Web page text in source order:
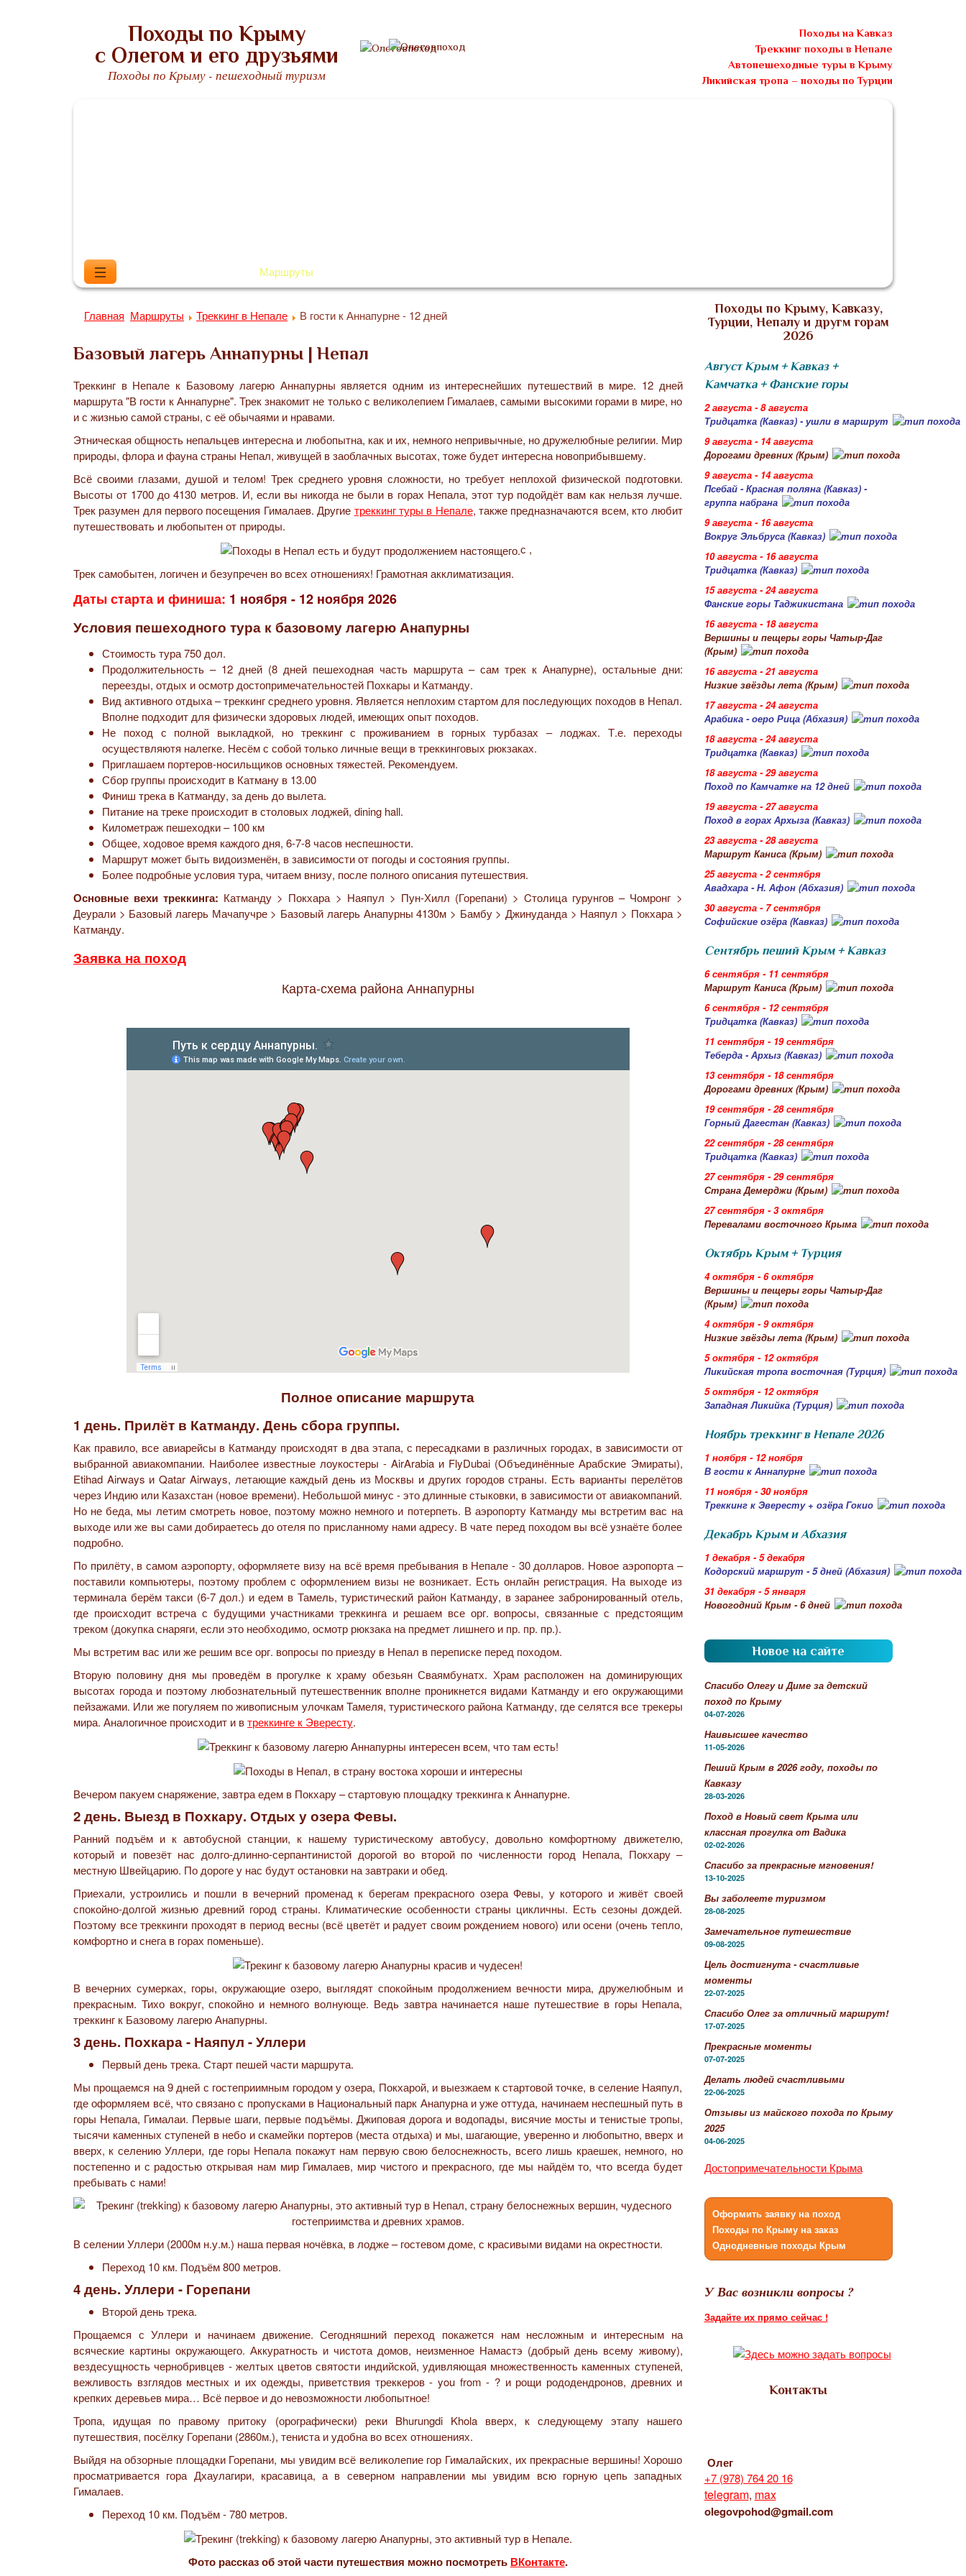
Походы по Крыму
с Олегом и его друзьями
Походы по Крыму - пешеходный туризм
Походы на Кавказ
Треккинг походы в Непале
Автопешеходные туры в Крыму
Ликийская тропа – походы по Турции
Маршруты
Главная Маршруты Треккинг в Непале В гости к Аннапурне - 12 дней
Базовый лагерь Аннапурны | Непал
Треккинг в Непале к Базовому лагерю Аннапурны является одним из интереснейших путешествий в мире. 12 дней
маршрута "В гости к Аннапурне". Трек знакомит не только с великолепием Гималаев, самыми высокими горами в мире, но
и с жизнью самой страны, с её обычаями и нравами.
Этническая общность непальцев интересна и любопытна, как и их, немного непривычные, но дружелюбные религии. Мир
природы, флора и фауна страны Непал, живущей в заоблачных высотах, тоже будет интересна новоприбывшему.
Всё своими глазами, душой и телом! Трек среднего уровня сложности, но требует неплохой физической подготовки.
Высоты от 1700 до 4130 метров. И, если вы никогда не были в горах Непала, этот тур подойдёт вам как нельзя лучше.
Трек разумен для первого посещения Гималаев. Другие треккинг туры в Непале, также предназначаются всем, кто любит
путешествовать и любопытен от природы.
с ,
Трек самобытен, логичен и безупречен во всех отношениях! Грамотная акклиматизация.
Даты старта и финиша: 1 ноября - 12 ноября 2026
Условия пешеходного тура к базовому лагерю Анапурны
Стоимость тура 750 дол.
Продолжительность – 12 дней (8 дней пешеходная часть маршрута – сам трек к Анапурне), остальные дни:
переезды, отдых и осмотр достопримечательностей Похкары и Катманду.
Вид активного отдыха – треккинг среднего уровня. Является неплохим стартом для последующих походов в Непал.
Вполне подходит для физически здоровых людей, имеющих опыт походов.
Не поход с полной выкладкой, но треккинг с проживанием в горных турбазах – лоджах. Т.е. переходы
осуществляютя налегке. Несём с собой только личные вещи в треккинговых рюкзаках.
Приглашаем портеров-носильщиков основных тяжестей. Рекомендуем.
Сбор группы происходит в Катману в 13.00
Финиш трека в Катманду, за день до вылета.
Питание на треке происходит в столовых лоджей, dining hall.
Километраж пешеходки – 100 км
Общее, ходовое время каждого дня, 6-7-8 часов неспешности.
Маршрут может быть видоизменён, в зависимости от погоды и состояния группы.
Более подробные условия тура, читаем внизу, после полного описания путешествия.
Основные вехи треккинга: Катманду > Покхара > Наяпул > Пун-Хилл (Горепани) > Cтолица гурунгов – Чомронг >
Деурали > Базовый лагерь Мачапучре > Базовый лагерь Анапурны 4130м > Бамбу > Джинуданда > Наяпул > Покхара >
Катманду.
Заявка на поход
Карта-схема района Аннапурны
Полное описание маршрута
1 день. Прилёт в Катманду. День сбора группы.
Как правило, все авиарейсы в Катманду происходят в два этапа, с пересадками в различных городах, в зависимости от
выбранной авиакомпании. Наиболее известные лоукостеры - AirArabia и FlyDubai (Объединённые Арабские Эмираты),
Etihad Airways и Qatar Airways, летающие каждый день из Москвы и других городов страны. Есть варианты перелётов
через Индию или Казахстан (новое времени). Небольшой минус - это длинные стыковки, в зависимости от авиакомпаний.
Но не беда, мы летим смотреть новое, поэтому можно немного и потерпеть. В аэропорту Катманду мы встретим вас на
выходе или же вы сами добираетесь до отеля по присланному нами адресу. В чате перед походом вы всё узнаёте более
подробно.
По прилёту, в самом аэропорту, оформляете визу на всё время пребывания в Непале - 30 долларов. Новое аэропорта –
поставили компьютеры, поэтому проблем с оформлением визы не возникает. Есть онлайн регистрация. На выходе из
терминала берём такси (6-7 дол.) и едем в Тамель, туристический район Катманду, в заранее забронированный отель,
где происходит встреча с будущими участниками треккинга и решаем все орг. вопросы, связанные с предстоящим
треком (докупка снаряги, если это необходимо, осмотр рюкзака на предмет лишнего и пр. пр. пр.).
Мы встретим вас или же решим все орг. вопросы по приезду в Непал в переписке перед походом.
Вторую половину дня мы проведём в прогулке к храму обезьян Сваямбунатх. Храм расположен на доминирующих
высотах города и поэтому любознательный путешественник вполне проникнется видами Катманду и его окружающими
пейзажами. Или же погуляем по живописным улочкам Тамеля, туристического района Катманду, где селятся все трекеры
мира. Аналогичное происходит и втреккинге к Эвересту.
Вечером пакуем снаряжение, завтра едем в Покхару – стартовую площадку треккинга к Аннапурне.
2 день. Выезд в Похкару. Отдых у озера Февы.
Ранний подъём и к автобусной станции, к нашему туристическому автобусу, довольно комфортному движетелю,
который и повезёт нас долго-длинно-серпантинистой дорогой во второй по численности город Непала, Покхару –
местную Швейцарию. По дороге у нас будут остановки на завтраки и обед.
Приехали, устроились и пошли в вечерний променад к берегам прекрасного озера Февы, у которого и живёт своей
спокойно-долгой жизнью древний город страны. Климатические особенности страны цикличны. Есть сезоны дождей.
Поэтому все треккинги проходят в период весны (всё цветёт и радует своим рождением нового) или осени (очень тепло,
комфортно и снега в горах поменьше).
В вечерних сумерках, горы, окружающие озеро, выглядят спокойным продолжением вечности мира, дружелюбным и
прекрасным. Тихо вокруг, спокойно и немного волнующе. Ведь завтра начинается наше путешествие в горы Непала,
треккинг к Базовому лагерю Анапурны.
3 день. Похкара - Наяпул - Уллери
Первый день трека. Старт пешей части маршрута.
Мы прощаемся на 9 дней с гостеприимным городом у озера, Покхарой, и выезжаем к стартовой точке, в селение Наяпул,
где оформляем всё, что связано с пропусками в Национальный парк Анапурна и уже оттуда, начинаем неспешный путь в
горы Непала, Гималаи. Первые шаги, первые подъёмы. Джиповая дорога и водопады, висячие мосты и тенистые тропы,
тысячи каменных ступеней в небо и скамейки портеров (места отдыха) и мы, шагающие, уверенно и любопытно, вверх и
вверх, к селению Уллери, где горы Непала покажут нам первую свою белоснежность, всего лишь краешек, немного, но
постепенно и с радостью открывая нам мир Гималаев, мир чистого и прекрасного, где мы найдём то, что всегда будет
пребывать с нами!
В селении Уллери (2000м н.у.м.) наша первая ночёвка, в лодже – гостевом доме, с красивыми видами на окрестности.
Переход 10 км. Подъём 800 метров.
4 день. Уллери - Горепани
Второй день трека.
Прощаемся с Уллери и начинаем движение. Сегодняшний переход покажется нам несложным и интересным на
всяческие картины окружающего. Аккуратность и чистота домов, неизменное Намастэ (добрый день всему живому),
вездесущность чернобривцев - желтых цветов святости индийской, удивляющая множественность каменных ступеней,
вежливость взглядов местных и их одежды, приветствия треккеров - you from - ? и рощи рододендронов, древних и
крепких деревьев мира… Всё первое и до невозможности любопытное!
Тропа, идущая по правому притоку (орографически) реки Bhurungdi Khola вверх, к следующему этапу нашего
путешествия, посёлку Горепани (2860м.), тениста и удобна во всех отношениях.
Выйдя на обзорные площадки Горепани, мы увидим всё великолепие гор Гималайских, их прекрасные вершины! Хорошо
просматривается гора Дхаулагири, красавица, а в северном направлении мы увидим всю горную цепь западных
Гималаев.
Переход 10 км. Подъём - 780 метров.
Фото рассказ об этой части путешествия можно посмотреть ВКонтакте.
Походы по Крыму, Кавказу,
Турции, Непалу и другм горам
2026
Август Крым + Кавказ +
Камчатка + Фанские горы
2 августа - 8 августа
Тридцатка (Кавказ) - ушли в маршрут
9 августа - 14 августа
Дорогами древних (Крым)
9 августа - 14 августа
Псебай - Красная поляна (Кавказ) -
группа набрана
9 августа - 16 августа
Вокруг Эльбруса (Кавказ)
10 августа - 16 августа
Тридцатка (Кавказ)
15 августа - 24 августа
Фанские горы Таджикистана
16 августа - 18 августа
Вершины и пещеры горы Чатыр-Даг
(Крым)
16 августа - 21 августа
Низкие звёзды лета (Крым)
17 августа - 24 августа
Арабика - оеро Рица (Абхазия)
18 августа - 24 августа
Тридцатка (Кавказ)
18 августа - 29 августа
Поход по Камчатке на 12 дней
19 августа - 27 августа
Поход в горах Архыза (Кавказ)
23 августа - 28 августа
Маршрут Каниса (Крым)
25 августа - 2 сентября
Авадхара - Н. Афон (Абхазия)
30 августа - 7 сентября
Софийские озёра (Кавказ)
Сентябрь пеший Крым + Кавказ
6 сентября - 11 сентября
Маршрут Каниса (Крым)
6 сентября - 12 сентября
Тридцатка (Кавказ)
11 сентября - 19 сентября
Теберда - Архыз (Кавказ)
13 сентября - 18 сентября
Дорогами древних (Крым)
19 сентября - 28 сентября
Горный Дагестан (Кавказ)
22 сентября - 28 сентября
Тридцатка (Кавказ)
27 сентября - 29 сентября
Страна Демерджи (Крым)
27 сентября - 3 октября
Перевалами восточного Крыма
Октябрь Крым + Турция
4 октября - 6 октября
Вершины и пещеры горы Чатыр-Даг
(Крым)
4 октября - 9 октября
Низкие звёзды лета (Крым)
5 октября - 12 октября
Ликийская тропа восточная (Турция)
5 октября - 12 октября
Западная Ликийка (Турция)
Ноябрь треккинг в Непале 2026
1 ноября - 12 ноября
В гости к Аннапурне
11 ноября - 30 ноября
Треккинг к Эвересту + озёра Гокио
Декабрь Крым и Абхазия
1 декабря - 5 декабря
Кодорский маршрут - 5 дней (Абхазия)
31 декабря - 5 января
Новогодний Крым - 6 дней
Новое на сайте
Спасибо Олегу и Диме за детский
поход по Крыму
04-07-2026
Наивысшее качество
11-05-2026
Пеший Крым в 2026 году, походы по
Кавказу
28-03-2026
Поход в Новый свет Крыма или
классная прогулка от Вадика
02-02-2026
Спасибо за прекрасные мгновения!
13-10-2025
Вы заболеете туризмом
28-08-2025
Замечательное путешествие
09-08-2025
Цель достигнута - счастливые
моменты
22-07-2025
Спасибо Олег за отличный маршрут!
17-07-2025
Прекрасные моменты
07-07-2025
Делать людей счастливыми
22-06-2025
Отзывы из майского похода по Крыму
2025
04-06-2025
Достопримечательности Крыма
Оформить заявку на поход
Походы по Крыму на заказ
Однодневные походы Крым
У Вас возникли вопросы ?
Задайте их прямо сейчас !
Контакты
Олег
+7 (978) 764 20 16
telegram, max
olegovpohod@gmail.com